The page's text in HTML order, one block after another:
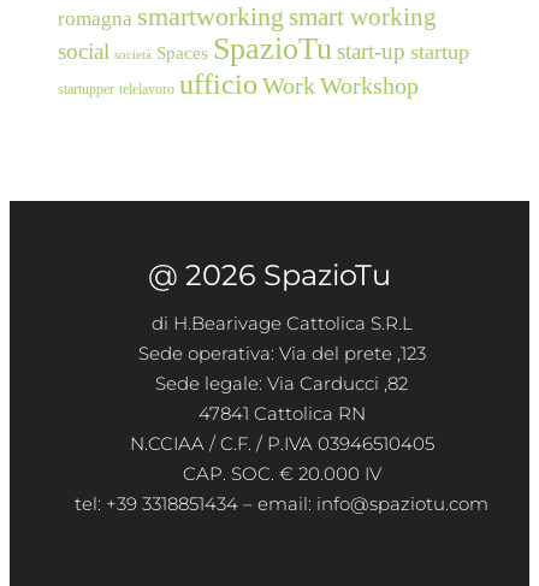
romagna smartworking smart working
social società Spaces SpazioTu start-up startup
startupper telelavoro ufficio WorkWorkshop
@ 2026 SpazioTu
di H.Bearivage Cattolica S.R.L
Sede operativa: Via del prete ,123
Sede legale: Via Carducci ,82
47841 Cattolica RN
N.CCIAA / C.F. / P.IVA 03946510405
CAP. SOC. € 20.000 IV
tel: +39 3318851434 – email: info@spaziotu.com